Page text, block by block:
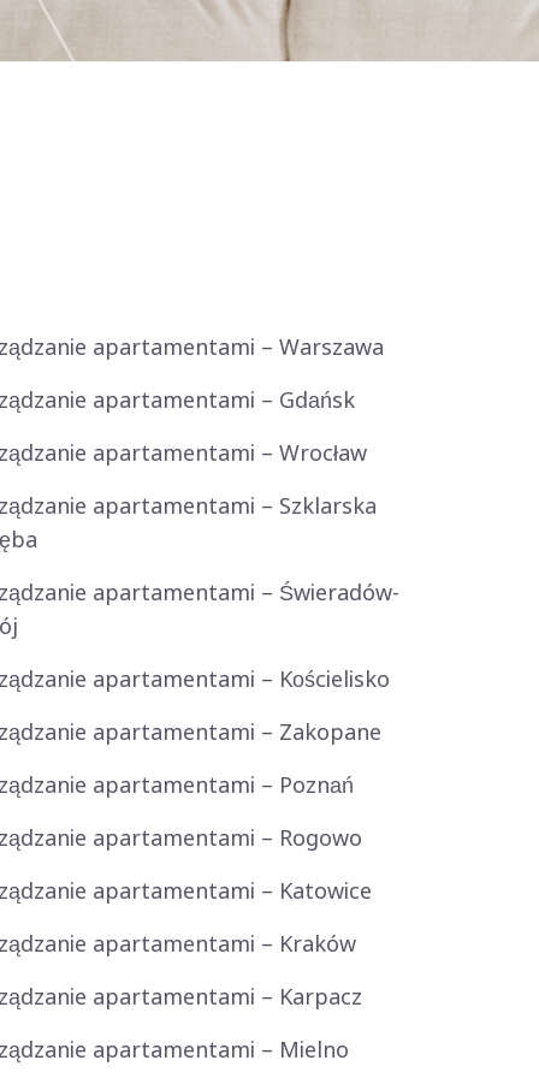
apartamentami – Warszawa
apartamentami – Gdańsk
apartamentami – Wrocław
apartamentami – Szklarska
apartamentami – Świeradów-
apartamentami – Kościelisko
apartamentami – Zakopane
apartamentami – Poznań
apartamentami – Rogowo
apartamentami – Katowice
apartamentami – Kraków
apartamentami – Karpacz
apartamentami – Mielno